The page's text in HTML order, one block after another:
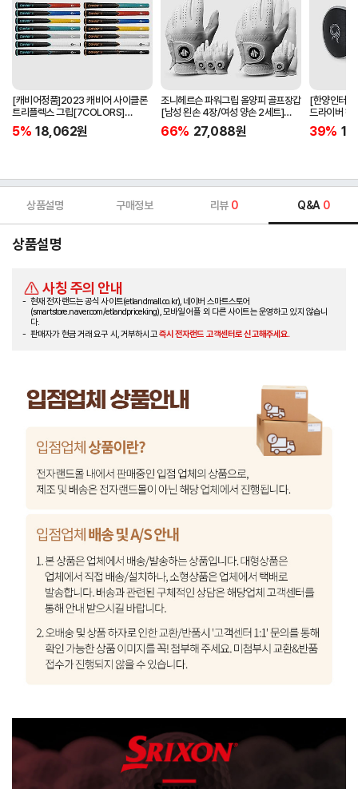
[캐비어정품]2023 캐비어 사이클론
트리플렉스 그립[7COLORS]
[라운드][39g/42g/46g/50g]
[R/S 토크]
5% 18,062원
조니헤르슨 파워그립 올양피 골프장갑
[남성 왼손 4장/여성 양손 2세트]
[화이트][케이스포함]
66% 27,088원
[한양인터
드라이버 헤
[HD-302]
39%
상품설명 구매정보 리뷰 0 Q&A 0
상품설명
사칭 주의 안내
현재 전자랜드는 공식 사이트(etlandmall.co.kr), 네이버 스마트스토어
(smartstore.naver.com/etlandpriceking), 모바일 어플 외 다른 사이트는 운영하고 있지 않습니
다.
판매자가 현금 거래 요구 시, 거부하시고즉시 전자랜드 고객센터로 신고해주세요.